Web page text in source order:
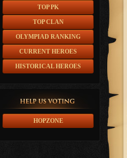
TOP PK
TOP CLAN
OLYMPIAD RANKING
CURRENT HEROES
HISTORICAL HEROES
HOPZONE